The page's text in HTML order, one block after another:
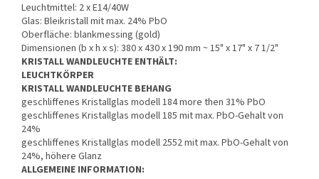
Leuchtmittel: 2 x E14/40W
Glas: Bleikristall mit max. 24% PbO
Oberfläche: blankmessing (gold)
Dimensionen (b x h x s): 380 x 430 x 190 mm ~ 15" x 17" x 7 1/2"
KRISTALL WANDLEUCHTE ENTHÄLT:
LEUCHTKÖRPER
KRISTALL WANDLEUCHTE BEHANG
geschliffenes Kristallglas modell 184 more then 31% PbO
geschliffenes Kristallglas modell 185 mit max. PbO-Gehalt von
24%
geschliffenes Kristallglas modell 2552 mit max. PbO-Gehalt von
24%, höhere Glanz
ALLGEMEINE INFORMATION: